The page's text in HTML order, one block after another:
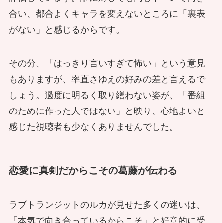
合い、都合よくキャラを変えないところに「裏表
がない」と感じるからです。
その分、「はっきり言いすぎて怖い」という意見
もありますが、率直さゆえの好みの差と言えるで
しょう。過度に明るく取り繕わない姿が、「番組
のために作った人ではない」と映り、心地よいと
感じた視聴者も少なくありませんでした。
恋愛に真剣だからこその葛藤が伝わる
ラブトランジットのルカが見せた多くの迷いは、
「本気で向き合っているからこそ」と好意的に受